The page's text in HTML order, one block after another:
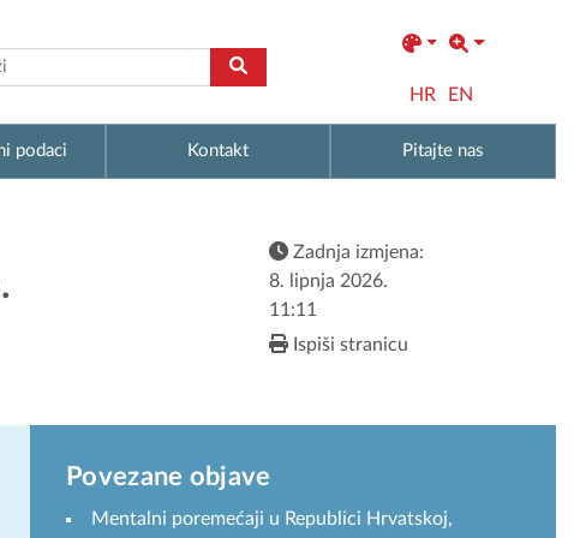
HR EN
podaci Kontakt Pitajte nas
Zadnja izmjena:
8. lipnja 2026.
11:11
Ispiši stranicu
Povezane objave
Mentalni poremećaji u Republici Hrvatskoj,